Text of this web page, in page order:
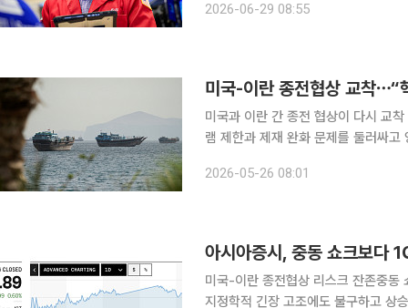
다. 뉴욕증시 벤치마크인 S&P500지
2026-06-29 08:55
미국-이란 종전협상 교착⋯“
미국과 이란 간 종전 협상이 다시 교
램 제한과 제재 완화 문제를 둘러싸고 양
"미국과 이란이 핵 프로그램 관련 조
2026-05-26 08:01
아시아증시, 중동 쇼크보다
미국-이란 종전협상 리스크 잔존중동 쇼크보다 1Q 어
지정학적 긴장 고조에도 불구하고 상승장을 이어갔다. 투자자들은